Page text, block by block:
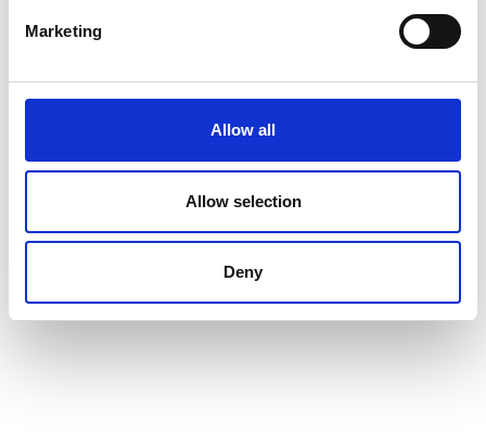
Marketing
Allow all
Allow selection
Deny
geplande werkwijze bleek niet te werken zoals verwacht.
Hierdoor waren er rond de 1.000 bedrijven ineens niet meer
klaar voor de wet. Daarnaast zijn er nog heel wat bedrijven